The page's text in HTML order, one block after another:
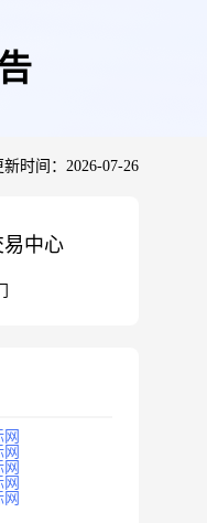
新时间：2026-07-26
易中心